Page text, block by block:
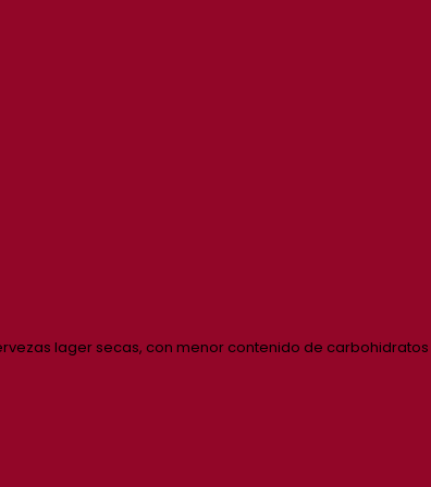
lager secas, con menor contenido de carbohidratos